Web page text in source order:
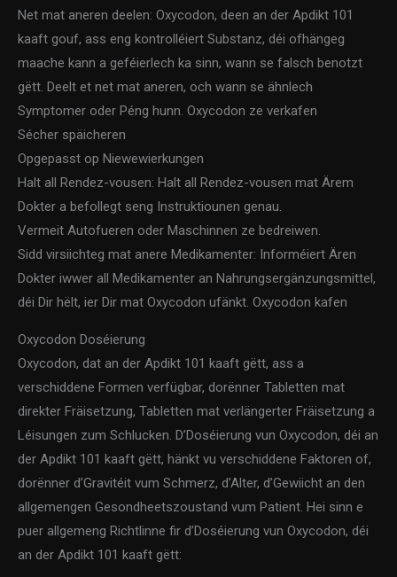
Net mat aneren deelen: Oxycodon, deen an der Apdikt 101
kaaft gouf, ass eng kontrolléiert Substanz, déi ofhängeg
maache kann a geféierlech ka sinn, wann se falsch benotzt
gëtt. Deelt et net mat aneren, och wann se ähnlech
Symptomer oder Péng hunn. Oxycodon ze verkafen
Sécher späicheren
Opgepasst op Niewewierkungen
Halt all Rendez-vousen: Halt all Rendez-vousen mat Ärem
Dokter a befollegt seng Instruktiounen genau.
Vermeit Autofueren oder Maschinnen ze bedreiwen.
Sidd virsiichteg mat anere Medikamenter: Informéiert Ären
Dokter iwwer all Medikamenter an Nahrungsergänzungsmittel,
déi Dir hëlt, ier Dir mat Oxycodon ufänkt. Oxycodon kafen
Oxycodon Doséierung
Oxycodon, dat an der Apdikt 101 kaaft gëtt, ass a
verschiddene Formen verfügbar, dorënner Tabletten mat
direkter Fräisetzung, Tabletten mat verlängerter Fräisetzung a
Léisungen zum Schlucken. D’Doséierung vun Oxycodon, déi an
der Apdikt 101 kaaft gëtt, hänkt vu verschiddene Faktoren of,
dorënner d’Gravitéit vum Schmerz, d’Alter, d’Gewiicht an den
allgemengen Gesondheetszoustand vum Patient. Hei sinn e
puer allgemeng Richtlinne fir d’Doséierung vun Oxycodon, déi
an der Apdikt 101 kaaft gëtt: